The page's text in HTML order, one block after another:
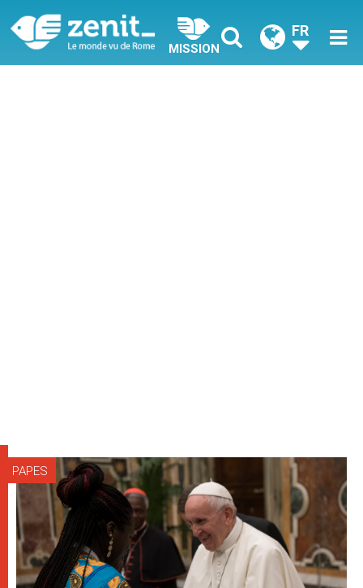
MISSION
FR
PAPES